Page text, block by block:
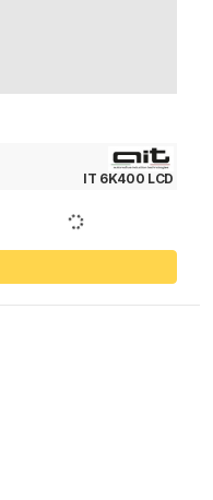
IT 6K400 LCD